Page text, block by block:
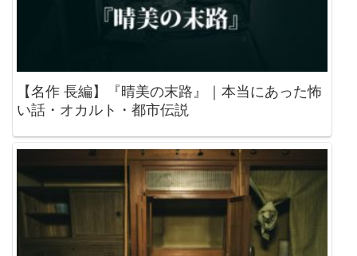
【名作 長編】『晴美の末路』｜本当にあった怖
い話・オカルト・都市伝説